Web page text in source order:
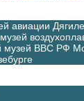
авиации
музей ВВС РФ